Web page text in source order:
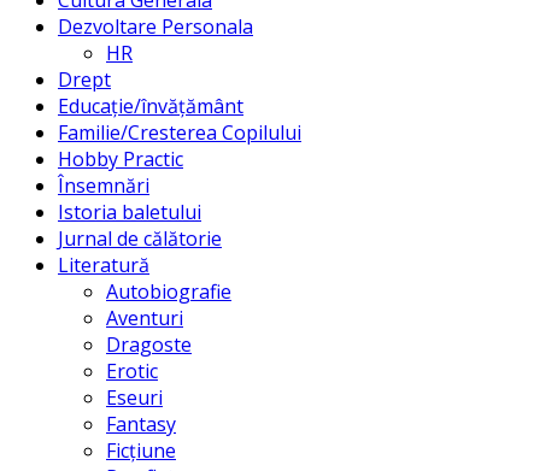
Dezvoltare Personala
HR
Drept
Educație/învățământ
Familie/Cresterea Copilului
Hobby Practic
Însemnări
Istoria baletului
Jurnal de călătorie
Literatură
Autobiografie
Aventuri
Dragoste
Erotic
Eseuri
Fantasy
Ficțiune